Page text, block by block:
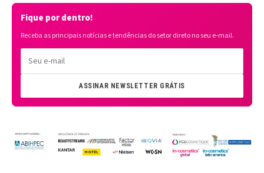
Fique por dentro!
Receba as principais notícias e tendências do setor direto no seu e-mail.
ASSINAR NEWSLETTER GRÁTIS